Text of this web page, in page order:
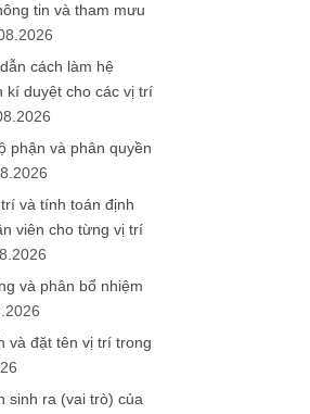
tin và tham mưu
cách làm hệ
kí duyệt cho các vị trí
phận và phân quyền
và tính toán định
viên cho từng vị trí
và phân bổ nhiệm
và đặt tên vị trí trong
sinh ra (vai trò) của